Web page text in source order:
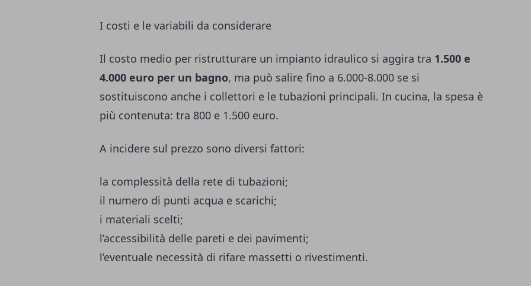
I costi e le variabili da considerare
Il costo medio per ristrutturare un impianto idraulico si aggira tra 1.500 e
4.000 euro per un bagno, ma può salire fino a 6.000-8.000 se si
sostituiscono anche i collettori e le tubazioni principali. In cucina, la spesa è
più contenuta: tra 800 e 1.500 euro.
A incidere sul prezzo sono diversi fattori:
la complessità della rete di tubazioni;
il numero di punti acqua e scarichi;
i materiali scelti;
l’accessibilità delle pareti e dei pavimenti;
l’eventuale necessità di rifare massetti o rivestimenti.